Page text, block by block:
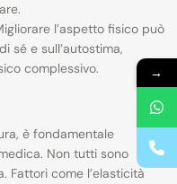
l’aspetto fisico può
sé e sull’autostima,
complessivo.
è fondamentale
Non tutti sono
Fattori come l’elasticità
→